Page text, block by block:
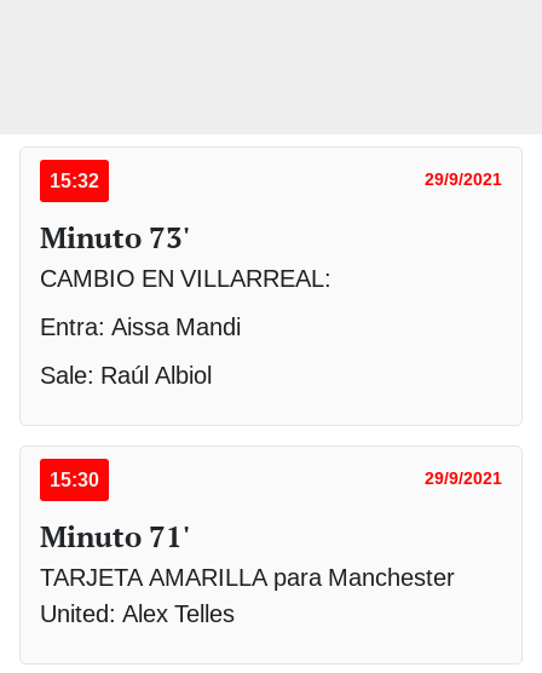
15:32 29/9/2021
Minuto 73'
CAMBIO EN VILLARREAL:
Entra: Aissa Mandi
Sale: Raúl Albiol
15:30 29/9/2021
Minuto 71'
TARJETA AMARILLA para Manchester
United: Alex Telles